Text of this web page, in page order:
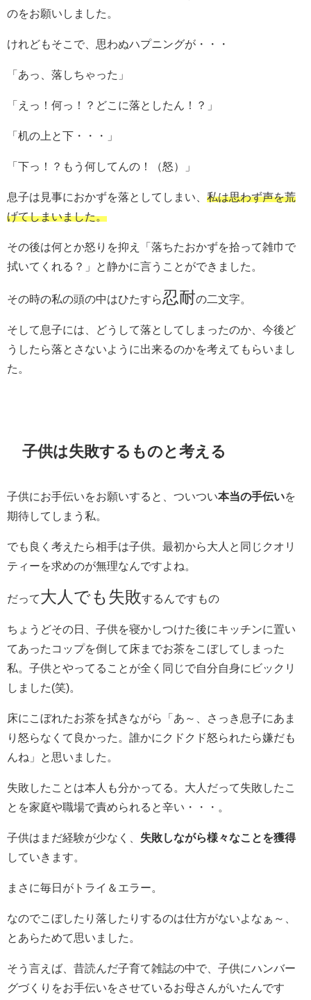
のをお願いしました。
けれどもそこで、思わぬハプニングが・・・
「あっ、落しちゃった」
「えっ！何っ！？どこに落としたん！？」
「机の上と下・・・」
「下っ！？もう何してんの！（怒）」
息子は見事におかずを落としてしまい、 私は思わず声を荒
げてしまいました。
その後は何とか怒りを抑え「落ちたおかずを拾って雑巾で
拭いてくれる？」と静かに言うことができました。
その時の私の頭の中はひたすら忍耐の二文字。
そして息子には、どうして落としてしまったのか、今後ど
うしたら落とさないように出来るのかを考えてもらいまし
た。
子供は失敗するものと考える
子供にお手伝いをお願いすると、ついつい本当の手伝いを
期待してしまう私。
でも良く考えたら相手は子供。最初から大人と同じクオリ
ティーを求めのが無理なんですよね。
だって大人でも失敗するんですもの
ちょうどその日、子供を寝かしつけた後にキッチンに置い
てあったコップを倒して床までお茶をこぼしてしまった
私。子供とやってることが全く同じで自分自身にビックリ
しました(笑)。
床にこぼれたお茶を拭きながら「あ～、さっき息子にあま
り怒らなくて良かった。誰かにクドクド怒られたら嫌だも
んね」と思いました。
失敗したことは本人も分かってる。大人だって失敗したこ
とを家庭や職場で責められると辛い・・・。
子供はまだ経験が少なく、 失敗しながら様々なことを獲得
していきます。
まさに毎日がトライ＆エラー。
なのでこぼしたり落したりするのは仕方がないよなぁ～、
とあらためて思いました。
そう言えば、昔読んだ子育て雑誌の中で、子供にハンバー
グづくりをお手伝いをさせているお母さんがいたんです